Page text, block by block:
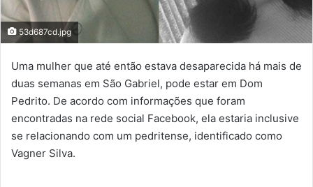
53d687cd.jpg
Uma mulher que até então estava desaparecida há mais de
duas semanas em São Gabriel, pode estar em Dom
Pedrito. De acordo com informações que foram
encontradas na rede social Facebook, ela estaria inclusive
se relacionando com um pedritense, identificado como
Vagner Silva.